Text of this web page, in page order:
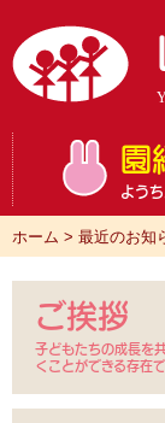
園
よう
ホーム > 最近のお知
ご挨拶
子どもたちの成長を
くことができる存在